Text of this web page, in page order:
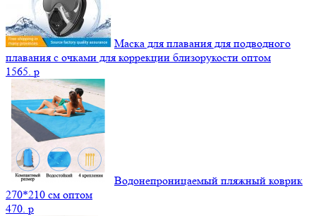
Маска для плавания для подводного
плавания с очками для коррекции близорукости оптом
1565. p
Водонепроницаемый пляжный коврик
270*210 см оптом
470. p